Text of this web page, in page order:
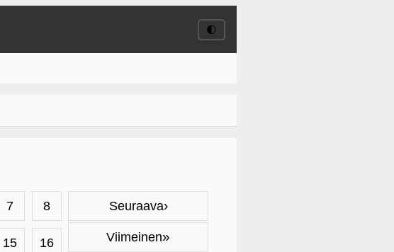
🌓
Seuraava›
Viimeinen»
7 8
15 16